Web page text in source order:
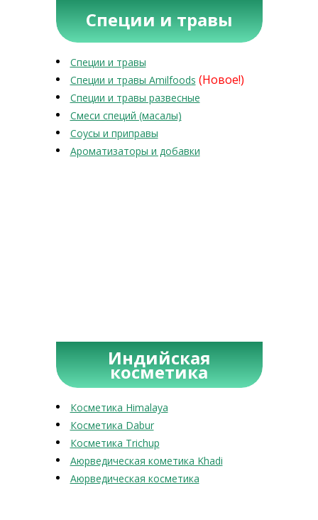
Специи и травы
Специи и травы
Специи и травы Amilfoods (Новое!)
Специи и травы развесные
Смеси специй (масалы)
Соусы и приправы
Ароматизаторы и добавки
Индийская
косметика
Косметика Himalaya
Косметика Dabur
Косметика Trichup
Аюрведическая кометика Khadi
Аюрведическая косметика